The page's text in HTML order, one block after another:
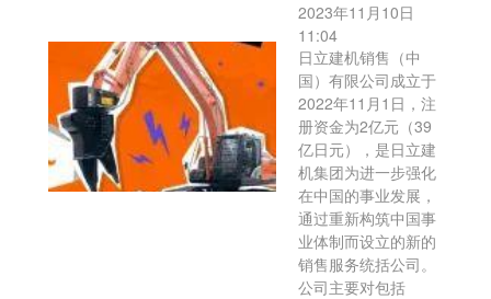
2023年11月10日
11:04
日立建机销售（中
国）有限公司成立于
2022年11月1日，注
册资金为2亿元（39
亿日元），是日立建
机集团为进一步强化
在中国的事业发展，
通过重新构筑中国事
业体制而设立的新的
销售服务统括公司。
公司主要对包括